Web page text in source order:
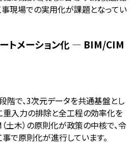
現場での実用化が課題となってい
トメーション化 — BIM/CIM
階で、3次元データを共通基盤とし
重入力の排除と全工程の効率化を
（土木）の原則化が政策の中核で、令
で原則化が進行しています。